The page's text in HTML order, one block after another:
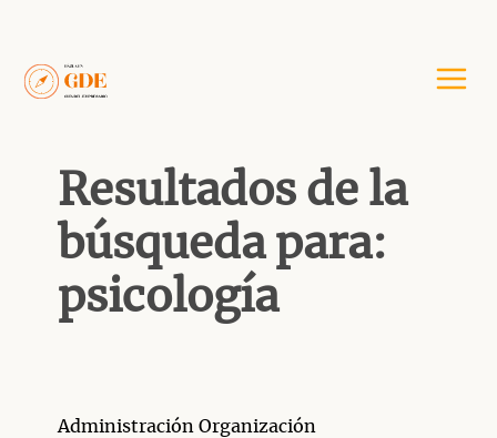
contenido
Resultados de la
búsqueda para:
psicología
Categorías
Administración Etiquetas
Organización